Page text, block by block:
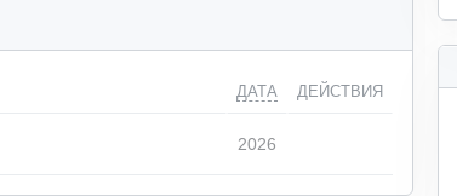
ДАТА ДЕЙСТВИЯ
2026